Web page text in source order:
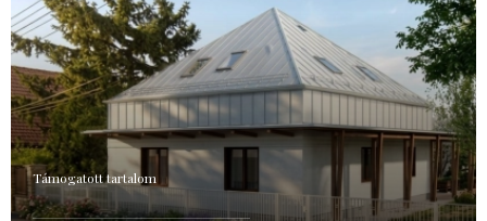
Támogatott tartalom